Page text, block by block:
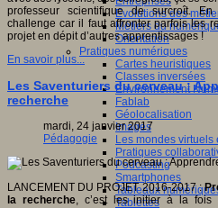
Evolutions des
Métiers du
Orientation
Pratiques numériques
Cartes heuristiques
Classes inversées
Environnement
Fablab
Géolocalisation
Images
Les mondes virtuels
Pratiques
Podcasting
Smartphones
Tableaux
Tablettes
professeur scientifique de surcroît.
challenge car il faut affronter parfois les
projet en dépit d’autres apprentissages !
En savoir plus...
Les Saventuriers du cerveau :
recherche
mardi, 24 janvier 2017
Pédagogie
LANCEMENT DU PROJET 2016-2017 :
la recherche, c’est les initier à la fois